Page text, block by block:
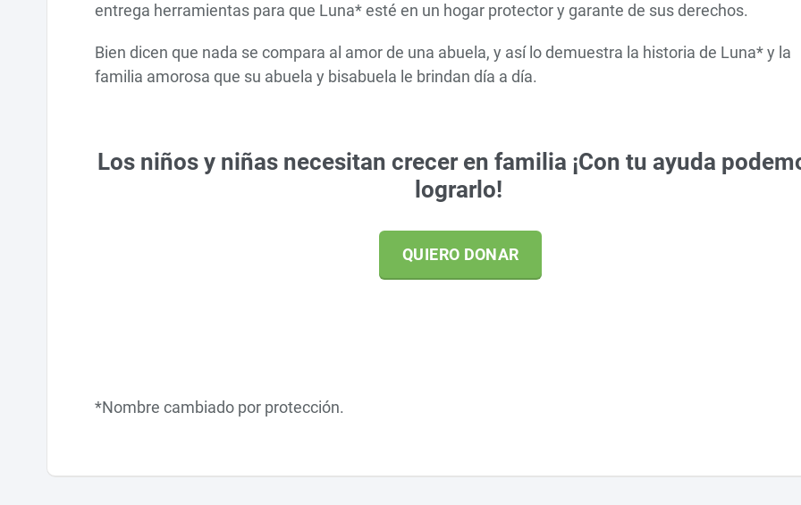
entrega herramientas para que Luna* esté en un hogar protector y garante de sus derechos.
Bien dicen que nada se compara al amor de una abuela, y así lo demuestra la historia de Luna* y la
familia amorosa que su abuela y bisabuela le brindan día a día.
Los niños y niñas necesitan crecer en familia ¡Con tu ayuda
lograrlo!
QUIERO DONAR
*Nombre cambiado por protección.